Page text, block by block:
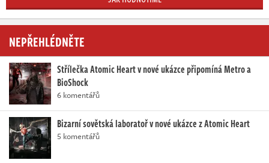
NEPŘEHLÉDNĚTE
Střílečka Atomic Heart v nové ukázce připomíná Metro a
BioShock
6 komentářů
Bizarní sovětská laboratoř v nové ukázce z Atomic Heart
5 komentářů